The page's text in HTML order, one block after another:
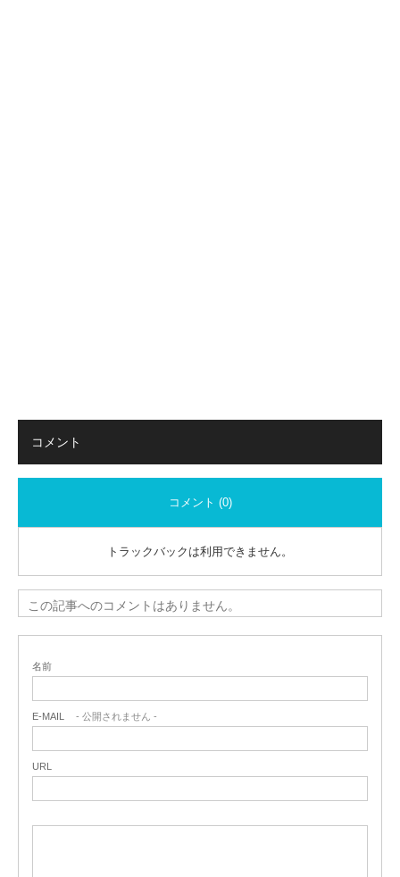
コメント
コメント (0)
トラックバックは利用できません。
この記事へのコメントはありません。
名前
E-MAIL - 公開されません -
URL